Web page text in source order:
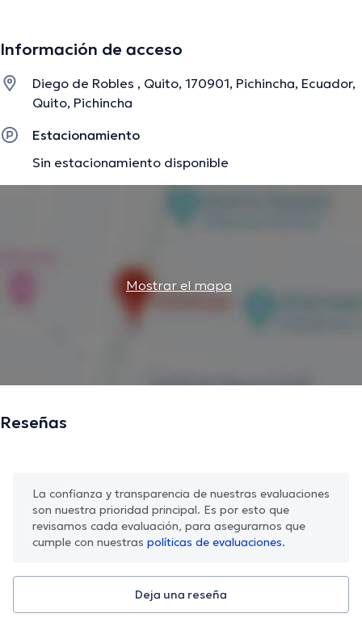
incontables conferencias con el objetivo de tener una
ha compartido importantes comunicados.
La descripción fue editada por el equipo de doctoranytime, con base en
información verificada.
Información de acceso
Diego de Robles , Quito, 170901, Pichincha, Ecuador,
Quito, Pichincha
Estacionamiento
Sin estacionamiento disponible
Mostrar el mapa
Reseñas
La confianza y transparencia de nuestras evaluaciones
son nuestra prioridad principal. Es por esto que
revisamos cada evaluación, para asegurarnos que
cumple con nuestras políticas de evaluaciones.
Deja una reseña